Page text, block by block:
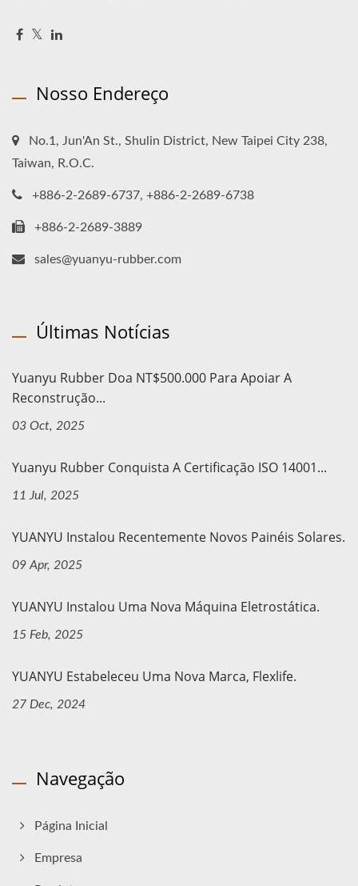
Nosso Endereço
No.1, Jun'An St., Shulin District, New Taipei City 238,
Taiwan, R.O.C.
+886-2-2689-6737, +886-2-2689-6738
+886-2-2689-3889
sales@yuanyu-rubber.com
Últimas Notícias
Yuanyu Rubber Doa NT$500.000 Para Apoiar A
Reconstrução...
03 Oct, 2025
Yuanyu Rubber Conquista A Certificação ISO 14001...
11 Jul, 2025
YUANYU Instalou Recentemente Novos Painéis Solares.
09 Apr, 2025
YUANYU Instalou Uma Nova Máquina Eletrostática.
15 Feb, 2025
YUANYU Estabeleceu Uma Nova Marca, Flexlife.
27 Dec, 2024
Navegação
Página Inicial
Empresa